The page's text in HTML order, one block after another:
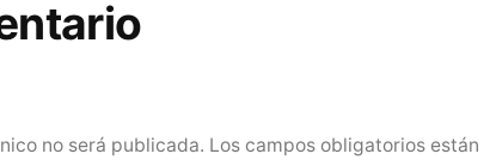
no será publicada. Los campos obligatorios están